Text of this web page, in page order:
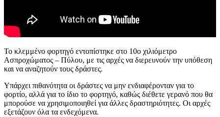
Το κλεμμένο φορτηγό εντοπίστηκε στο 10ο χιλιόμετρο
Ασπροχώματος – Πύλου, με τις αρχές να διερευνούν την υπόθεση
και να αναζητούν τους δράστες.
Υπάρχει πιθανότητα οι δράστες να μην ενδιαφέρονταν για το
φορτίο, αλλά για το ίδιο το φορτηγό, καθώς διέθετε γερανό που θα
μπορούσε να χρησιμοποιηθεί για άλλες δραστηριότητες. Οι αρχές
εξετάζουν όλα τα ενδεχόμενα.